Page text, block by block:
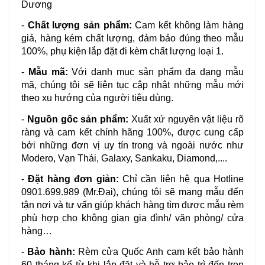
Dương
- Chất lượng sản phẩm: Cam kết không làm hàng
giả, hàng kém chất lượng, đảm bảo đúng theo mẫu
100%, phụ kiện lắp đặt đi kèm chất lượng loại 1.
- Mẫu mã: Với danh mục sản phẩm đa dạng mẫu
mã, chúng tôi sẽ liên tục cập nhật những mẫu mới
theo xu hướng của người tiêu dùng.
- Nguồn gốc sản phẩm: Xuất xứ nguyên vật liệu rõ
ràng và cam kết chính hãng 100%, được cung cấp
bởi những đơn vị uy tín trong và ngoài nước như
Modero, Vạn Thái, Galaxy, Sankaku, Diamond,....
- Đặt hàng đơn giản: Chỉ cần liên hệ qua Hotline
0901.699.989 (Mr.Đại), chúng tôi sẽ mang mẫu đến
tận nơi và tư vấn giúp khách hàng tìm được mẫu rèm
phù hợp cho không gian gia đình/ văn phòng/ cửa
hàng…
- Bảo hành: Rèm cửa Quốc Anh cam kết bảo hành